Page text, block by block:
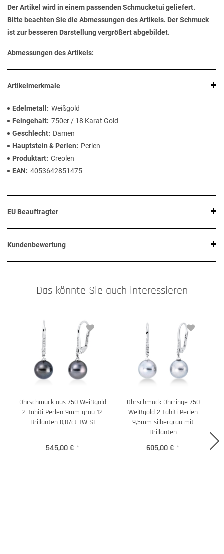
Der Artikel wird in einem passenden Schmucketui geliefert.
Bitte beachten Sie die Abmessungen des Artikels. Der Schmuck
ist zur besseren Darstellung vergrößert abgebildet.
Abmessungen des Artikels:
Artikelmerkmale
Edelmetall
Weißgold
Feingehalt 750er / 18 Karat Gold
Geschlecht
Damen
Hauptstein & Perlen
Perlen
Produktart Creolen
EAN
4053642851475
EU Beauftragter
Kundenbewertung
Das könnte Sie auch interessieren
Ohrschmuck aus 750 Weißgold
2 Tahiti-Perlen 9mm grau 12
Brillanten 0,07ct TW-SI
545,00 € *
Ohrschmuck Ohrringe 750
Weißgold 2 Tahiti-Perlen
9,5mm silbergrau mit
Brillanten
605,00 € *